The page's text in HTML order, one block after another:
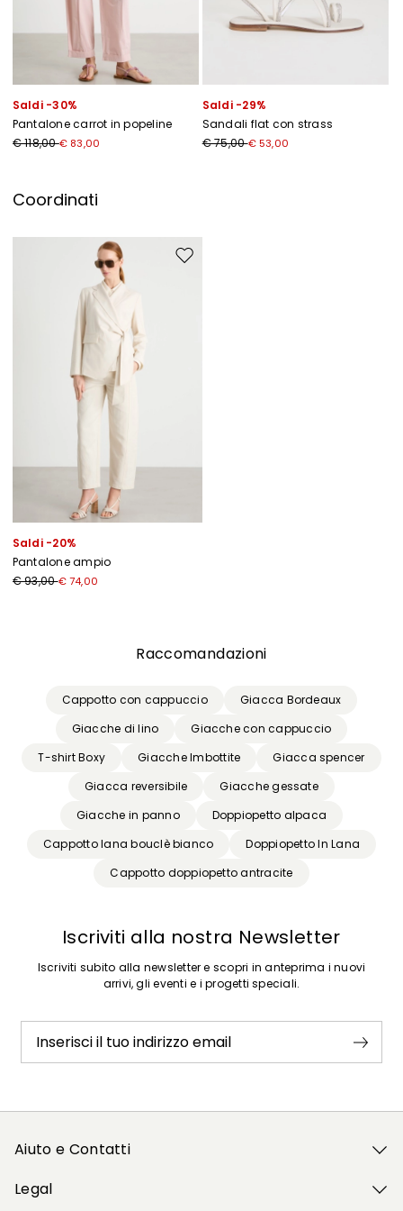
Saldi -30%
Pantalone carrot in popeline
€ 118,00€ 83,00
Saldi -29%
Sandali flat con strass
€ 75,00€ 53,00
Coordinati
Sposta nella wishlist
Saldi -20%
Pantalone ampio
€ 93,00€ 74,00
Raccomandazioni
Cappotto con cappuccio
Giacca Bordeaux
Giacche di lino
Giacche con cappuccio
T-shirt Boxy
Giacche Imbottite
Giacca spencer
Giacca reversibile
Giacche gessate
Giacche in panno
Doppiopetto alpaca
Cappotto lana bouclè bianco
Doppiopetto In Lana
Cappotto doppiopetto antracite
Iscriviti alla nostra Newsletter
Iscriviti subito alla newsletter e scopri in anteprima i nuovi
arrivi, gli eventi e i progetti speciali.
Inserisci il tuo indirizzo email
Aiuto e Contatti
Legal
Ho letto la *